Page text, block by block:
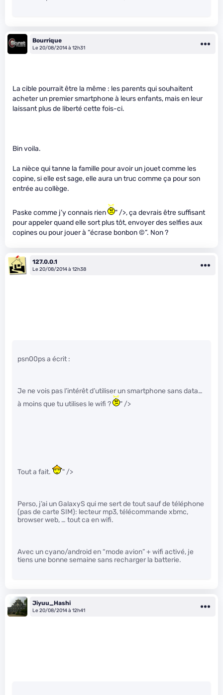
Bourrique
Le 20/08/2014 à 12h31
La cible pourrait être la même : les parents qui souhaitent
acheter un premier smartphone à leurs enfants, mais en leur
laissant plus de liberté cette fois-ci.
Bin voila.
La nièce qui tanne la famille pour avoir un jouet comme les
copine, si elle est sage, elle aura un truc comme ça pour son
entrée au collège.
Paske comme j’y connais rien
" />, ça devrais être suffisant
pour appeler quand elle sort plus tôt, envoyer des selfies aux
copines ou pour jouer à “écrase bonbon ©”. Non ?
127.0.0.1
Le 20/08/2014 à 12h38
psn00ps a écrit :
Je ne vois pas l’intérêt d’utiliser un smartphone sans data…
à moins que tu utilises le wifi ?
" />
Tout a fait. " />
Perso, j’ai un GalaxyS qui me sert de tout sauf de téléphone
(pas de carte SIM): lecteur mp3, télécommande xbmc,
browser web, … tout ca en wifi.
Avec un cyano/android en “mode avion” + wifi activé, je
tiens une bonne semaine sans recharger la batterie.
Jiyuu_Hashi
Le 20/08/2014 à 12h41